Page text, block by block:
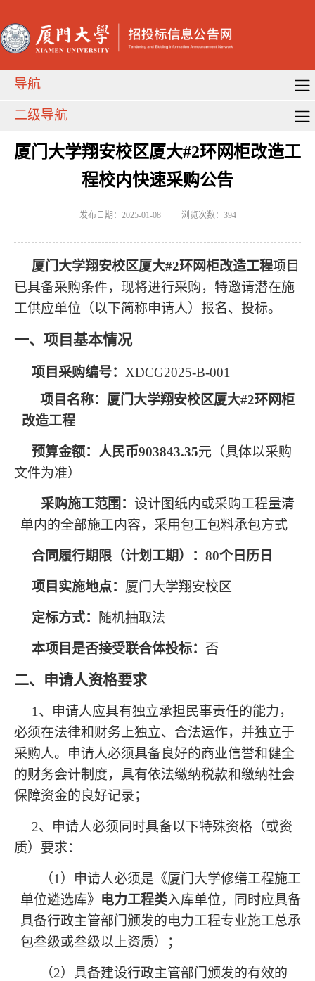
导航
二级导航
厦门大学翔安校区厦大#2环网柜改造工
程校内快速采购公告
发布日期：2025-01-08 浏览次数： 394
厦门大学翔安校区厦大#2环网柜改造工程项目
已具备采购条件，现将进行采购，特邀请潜在施
工供应单位（以下简称申请人）报名、投标。
一、项目基本情况
项目采购编号： XDCG2025-B-001
项目名称： 厦门大学翔安校区厦大#2环网柜
改造工程
预算金额：人民币903843.35元（具体以采购
文件为准）
采购施工范围： 设计图纸内或采购工程量清
单内的全部施工内容，采用包工包料承包方式
合同履行期限（计划工期）：80个日历日
项目实施地点： 厦门大学翔安校区
定标方式： 随机抽取法
本项目是否接受联合体投标： 否
二、申请人资格要求
1 、申请人应具有独立承担民事责任的能力，
必须在法律和财务上独立、合法运作，并独立于
采购人。申请人必须具备良好的商业信誉和健全
的财务会计制度，具有依法缴纳税款和缴纳社会
保障资金的良好记录；
2、申请人必须同时具备以下特殊资格（或资
质）要求：
（1）申请人必须是《厦门大学修缮工程施工
单位遴选库》 电力工程类入库单位，同时应具备
具备行政主管部门颁发的电力工程专业施工总承
包叁级或叁级以上资质）；
（2）具备建设行政主管部门颁发的有效的